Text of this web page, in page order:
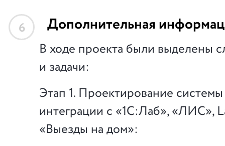
6 Дополнительная
В ходе проекта были выделены
и задачи:
Этап 1. Проектирование
интеграции с «1С:Лаб», «ЛИС»,
«Выезды на дом»: